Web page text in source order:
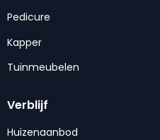
Pedicure
Kapper
Tuinmeubelen
Verblijf
Huizenaanbod